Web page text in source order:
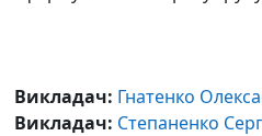
Викладач: Гнатенко
Викладач: Степаненко